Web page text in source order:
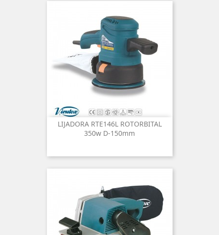
LIJADORA RTE146L ROTORBITAL
350w D-150mm